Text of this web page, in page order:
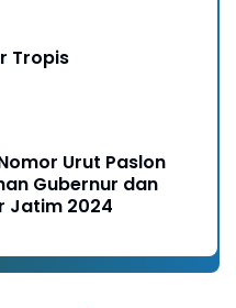
Tropis
Urut Paslon
Gubernur dan
Jatim 2024